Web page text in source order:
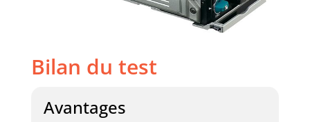
Bilan du test
Avantages